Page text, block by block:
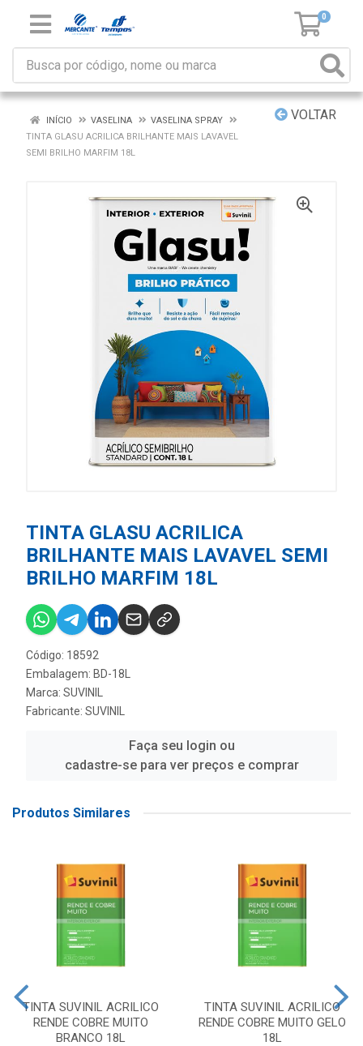
0
VOLTAR
INÍCIO VASELINA
VASELINA SPRAY
TINTA GLASU ACRILICA BRILHANTE MAIS LAVAVEL
SEMI BRILHO MARFIM 18L
TINTA GLASU ACRILICA
BRILHANTE MAIS LAVAVEL SEMI
BRILHO MARFIM 18L
Código: 18592
Embalagem: BD-18L
Marca: SUVINIL
Fabricante: SUVINIL
Faça seu login ou
cadastre-se para ver preços e comprar
Produtos Similares
TINTA SUVINIL ACRILICO
RENDE COBRE MUITO
BRANCO 18L
TINTA SUVINIL ACRILICO
RENDE COBRE MUITO GELO
18L